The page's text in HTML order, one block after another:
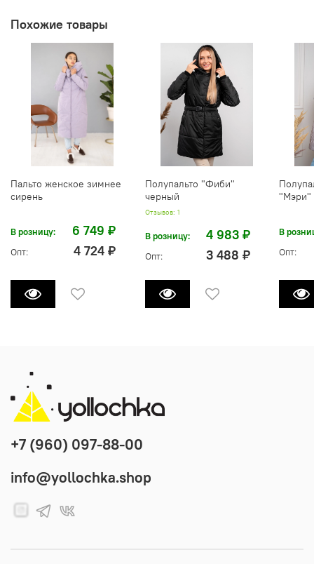
Похожие товары
Пальто женское зимнее
сирень
В розницу: 6 749 ₽
Опт: 4 724 ₽
Полупальто "Фиби"
черный
Отзывов: 1
В розницу: 4 983 ₽
Опт: 3 488 ₽
"Мэри"
В
Опт:
+7 (960) 097-88-00
info@yollochka.shop